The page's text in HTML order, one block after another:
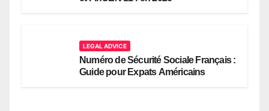
LEGAL ADVICE
Numéro de Sécurité Sociale Français :
Guide pour Expats Américains